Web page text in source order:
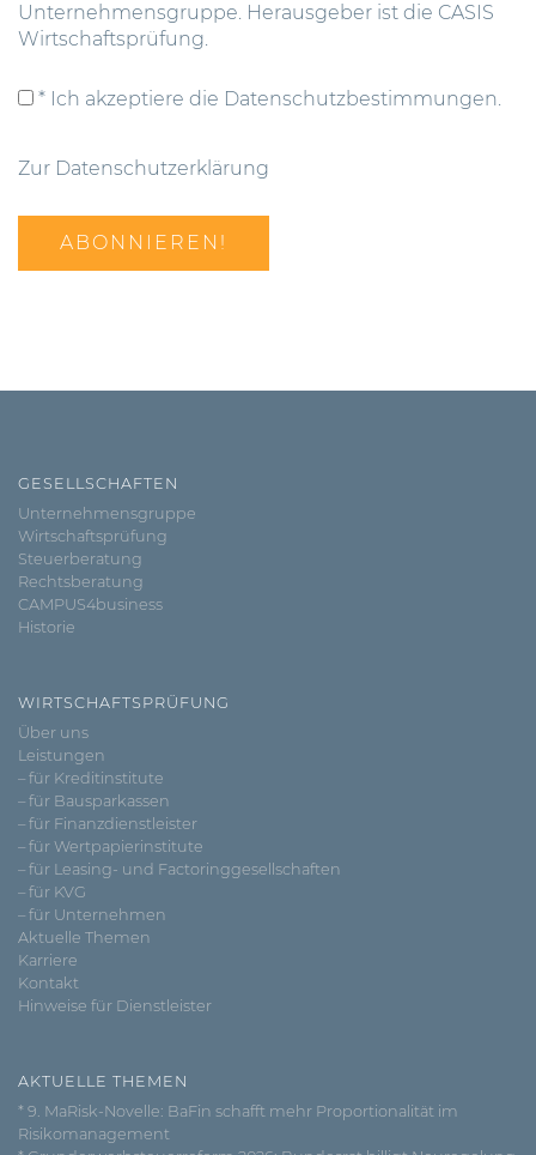
Unternehmensgruppe. Herausgeber ist die CASIS
Wirtschaftsprüfung.
* Ich akzeptiere die Datenschutzbestimmungen.
Zur Datenschutzerklärung
GESELLSCHAFTEN
Unternehmensgruppe
Wirtschaftsprüfung
Steuerberatung
Rechtsberatung
CAMPUS4business
Historie
WIRTSCHAFTSPRÜFUNG
Über uns
Leistungen
– für Kreditinstitute
– für Bausparkassen
– für Finanzdienstleister
– für Wertpapierinstitute
– für Leasing- und Factoringgesellschaften
– für KVG
– für Unternehmen
Aktuelle Themen
Karriere
Kontakt
Hinweise für Dienstleister
AKTUELLE THEMEN
* 9. MaRisk-Novelle: BaFin schafft mehr Proportionalität im
Risikomanagement